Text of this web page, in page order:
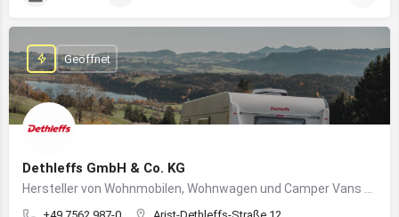
Dethleffs GmbH & Co. KG
Geöffnet